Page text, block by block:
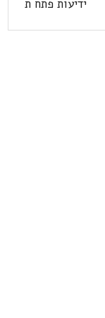
ידיעות פתח ת